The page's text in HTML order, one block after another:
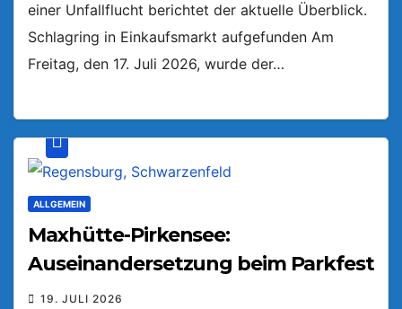
einer Unfallflucht berichtet der aktuelle Überblick.
Schlagring in Einkaufsmarkt aufgefunden Am
Freitag, den 17. Juli 2026, wurde der…
ALLGEMEIN
Maxhütte-Pirkensee:
Auseinandersetzung beim Parkfest
19. JULI 2026